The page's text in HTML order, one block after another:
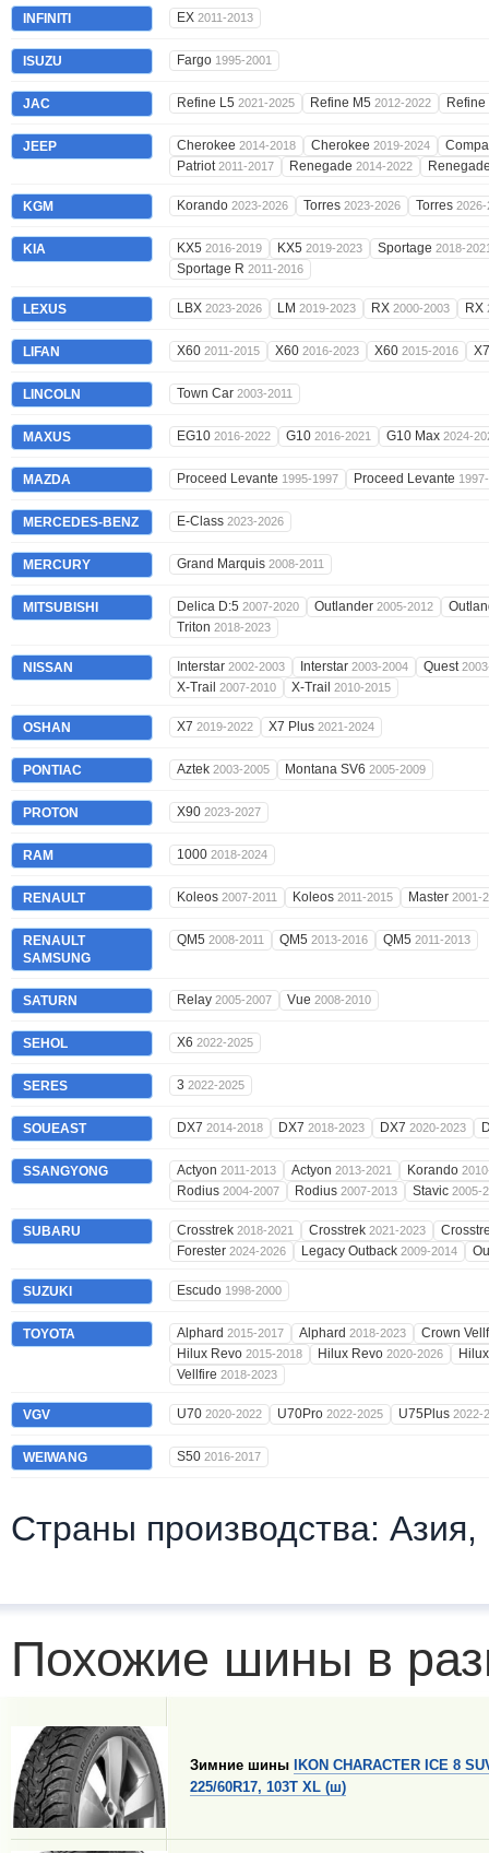
INFINITI EX 2011-2013
ISUZU Fargo 1995-2001
JAC Refine L5 2021-2025 Refine M5 2012-2022
JEEP Cherokee 2014-2018 Cherokee 2019-2024
Patriot2011-2017 Renegade 2014-2022
KGM Korando 2023-2026 Torres 2023-2026 Torres 2026-
KIA KX5 2016-2019 KX5 2019-2023 Sportage 2018-
Sportage R 2011-2016
LEXUS LBX 2023-2026 LM 2019-2023 RX 2000-2003 RX
LIFAN X60 2011-2015 X60 2016-2023 X60 2015-2016
LINCOLN Town Car 2003-2011
MAXUS EG10 2016-2022 G10 2016-2021 G10 Max 2024-
MAZDA Proceed Levante 1995-1997 Proceed Levante
MERCEDES-BENZ E-Class 2023-2026
MERCURY Grand Marquis 2008-2011
MITSUBISHI Delica D:5 2007-2020 Outlander 2005-2012
Triton 2018-2023
NISSAN Interstar 2002-2003 Interstar 2003-2004 Quest
X-Trail 2007-2010 X-Trail 2010-2015
OSHAN X7 2019-2022 X7 Plus 2021-2024
PONTIAC Aztek 2003-2005 Montana SV6 2005-2009
PROTON X90 2023-2027
RAM 1000 2018-2024
RENAULT Koleos 2007-2011 Koleos 2011-2015 Master 2001-
RENAULT
SAMSUNG
QM5 2008-2011 QM5 2013-2016 QM5 2011-2013
SATURN Relay 2005-2007 Vue 2008-2010
SEHOL X6 2022-2025
SERES 3 2022-2025
SOUEAST DX7 2014-2018 DX7 2018-2023 DX7 2020-2023
SSANGYONG Actyon 2011-2013 Actyon 2013-2021 Korando
Rodius 2004-2007 Rodius 2007-2013 Stavic 2005-
SUBARU Crosstrek 2018-2021 Crosstrek 2021-2023
Forester 2024-2026 Legacy Outback 2009-2014
SUZUKI Escudo 1998-2000
TOYOTA Alphard 2015-2017 Alphard 2018-2023
Crown
Hilux Revo 2015-2018 Hilux Revo 2020-2026
Vellfire 2018-2023
VGV U70 2020-2022 U70Pro 2022-2025 U75Plus 2022-
WEIWANG S50 2016-2017
Страны производства: Азия,
Похожие шины в
Зимние шины
IKON CHARACTER ICE 8
225/60R17, 103T XL (ш)